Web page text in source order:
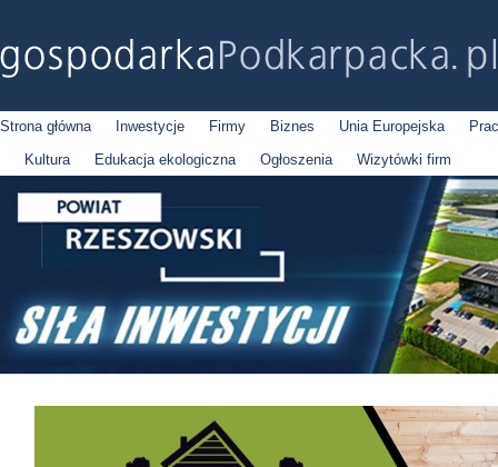
Strona główna Inwestycje Firmy Biznes Unia Europejska
Kultura
Edukacja ekologiczna Ogłoszenia Wizytówki firm